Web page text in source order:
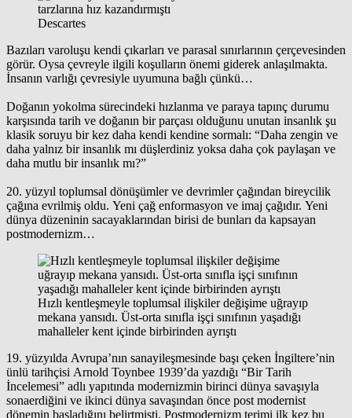
Descartes
Bazıları varoluşu kendi çıkarları ve parasal sınırlarının çerçevesinden
görür. Oysa çevreyle ilgili koşulların önemi giderek anlaşılmakta.
İnsanın varlığı çevresiyle uyumuna bağlı çünkü…
Doğanın yokolma sürecindeki hızlanma ve paraya tapınç durumu
karşısında tarih ve doğanın bir parçası olduğunu unutan insanlık şu
klasik soruyu bir kez daha kendi kendine sormalı: “Daha zengin ve
daha yalnız bir insanlık mı düşlerdiniz yoksa daha çok paylaşan ve
daha mutlu bir insanlık mı?”
20. yüzyıl toplumsal dönüşümler ve devrimler çağından bireycilik
çağına evrilmiş oldu. Yeni çağ enformasyon ve imaj çağıdır. Yeni
dünya düzeninin sacayaklarından birisi de bunları da kapsayan
postmodernizm…
Hızlı kentleşmeyle toplumsal ilişkiler değişime uğrayıp
mekana yansıdı. Üst-orta sınıfla işçi sınıfının yaşadığı
mahalleler kent içinde birbirinden ayrıştı
19. yüzyılda Avrupa’nın sanayileşmesinde başı çeken İngiltere’nin
ünlü tarihçisi Arnold Toynbee 1939’da yazdığı “Bir Tarih
İncelemesi” adlı yapıtında modernizmin birinci dünya savaşıyla
sonaerdiğini ve ikinci dünya savaşından önce post modernist
dönemin başladığını belirtmişti. Postmodernizm terimi ilk kez bu